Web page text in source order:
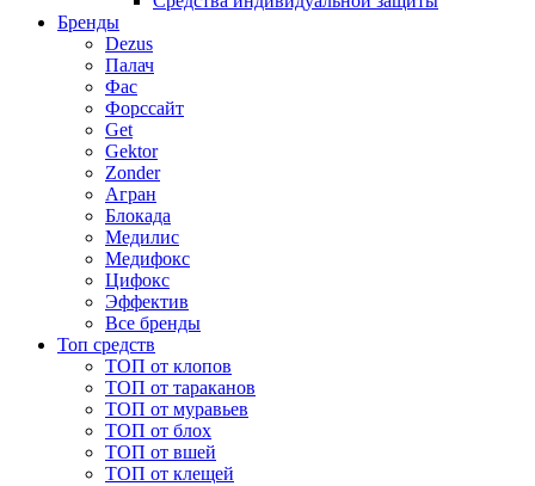
Бренды
Dezus
Палач
Фас
Форcсайт
Get
Gektor
Zonder
Агран
Блокада
Медилис
Медифокс
Цифокс
Эффектив
Все бренды
Топ средств
ТОП от клопов
ТОП от тараканов
ТОП от муравьев
ТОП от блох
ТОП от вшей
ТОП от клещей